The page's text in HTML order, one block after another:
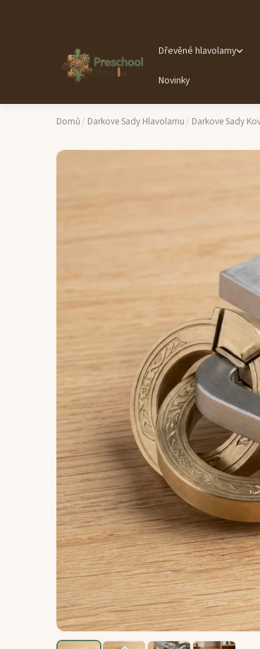
Dřevěné hlavolamy
Novinky
Domů / Darkove Sady Hlavolamu / Darkove Sady